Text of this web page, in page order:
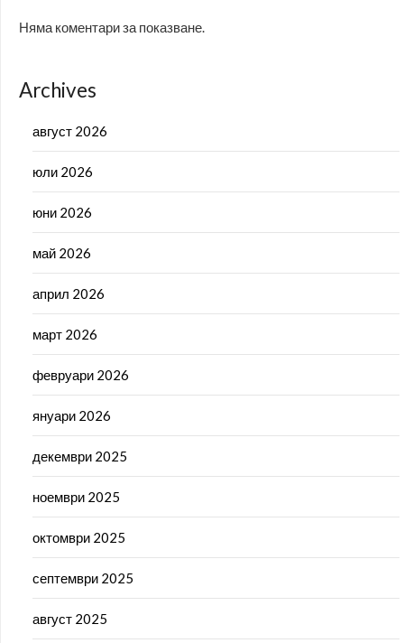
Няма коментари за показване.
Archives
август 2026
юли 2026
юни 2026
май 2026
април 2026
март 2026
февруари 2026
януари 2026
декември 2025
ноември 2025
октомври 2025
септември 2025
август 2025